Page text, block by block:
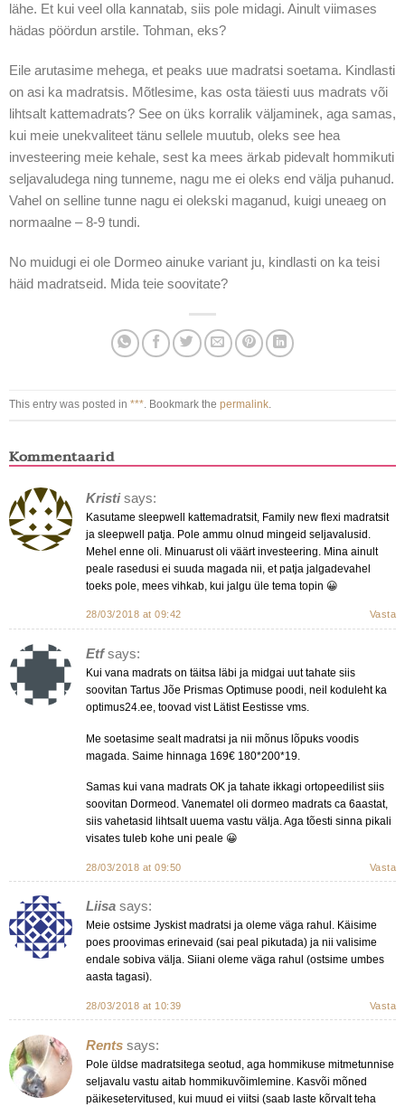
lähe. Et kui veel olla kannatab, siis pole midagi. Ainult viimases
hädas pöördun arstile. Tohman, eks?
Eile arutasime mehega, et peaks uue madratsi soetama. Kindlasti
on asi ka madratsis. Mõtlesime, kas osta täiesti uus madrats või
lihtsalt kattemadrats? See on üks korralik väljaminek, aga samas,
kui meie unekvaliteet tänu sellele muutub, oleks see hea
investeering meie kehale, sest ka mees ärkab pidevalt hommikuti
seljavaludega ning tunneme, nagu me ei oleks end välja puhanud.
Vahel on selline tunne nagu ei olekski maganud, kuigi uneaeg on
normaalne – 8-9 tundi.
No muidugi ei ole Dormeo ainuke variant ju, kindlasti on ka teisi
häid madratseid. Mida teie soovitate?
This entry was posted in ***. Bookmark the permalink.
Kommentaarid
Kristi says:
Kasutame sleepwell kattemadratsit, Family new flexi madratsit
ja sleepwell patja. Pole ammu olnud mingeid seljavalusid.
Mehel enne oli. Minuarust oli väärt investeering. Mina ainult
peale rasedusi ei suuda magada nii, et patja jalgadevahel
toeks pole, mees vihkab, kui jalgu üle tema topin 😀
28/03/2018 at 09:42 Vasta
Etf says:
Kui vana madrats on täitsa läbi ja midgai uut tahate siis
soovitan Tartus Jõe Prismas Optimuse poodi, neil koduleht ka
optimus24.ee, toovad vist Lätist Eestisse vms.
Me soetasime sealt madratsi ja nii mõnus lõpuks voodis
magada. Saime hinnaga 169€ 180*200*19.
Samas kui vana madrats OK ja tahate ikkagi ortopeedilist siis
soovitan Dormeod. Vanematel oli dormeo madrats ca 6aastat,
siis vahetasid lihtsalt uuema vastu välja. Aga tõesti sinna pikali
visates tuleb kohe uni peale 😀
28/03/2018 at 09:50 Vasta
Liisa says:
Meie ostsime Jyskist madratsi ja oleme väga rahul. Käisime
poes proovimas erinevaid (sai peal pikutada) ja nii valisime
endale sobiva välja. Siiani oleme väga rahul (ostsime umbes
aasta tagasi).
28/03/2018 at 10:39 Vasta
Rents says:
Pole üldse madratsitega seotud, aga hommikuse mitmetunnise
seljavalu vastu aitab hommikuvõimlemine. Kasvõi mõned
päikesetervitused, kui muud ei viitsi (saab laste kõrvalt teha